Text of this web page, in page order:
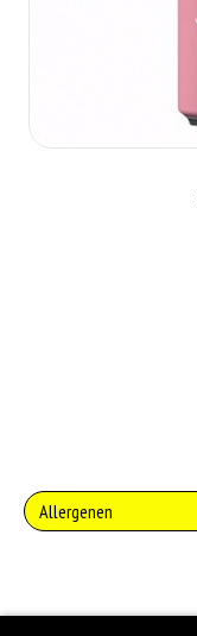
Allergenen